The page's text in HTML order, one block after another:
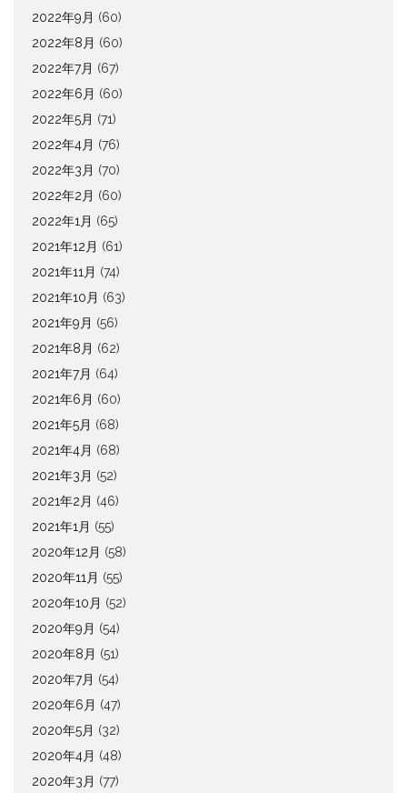
2022年9月 (60)
2022年8月 (60)
2022年7月 (67)
2022年6月 (60)
2022年5月 (71)
2022年4月 (76)
2022年3月 (70)
2022年2月 (60)
2022年1月 (65)
2021年12月 (61)
2021年11月 (74)
2021年10月 (63)
2021年9月 (56)
2021年8月 (62)
2021年7月 (64)
2021年6月 (60)
2021年5月 (68)
2021年4月 (68)
2021年3月 (52)
2021年2月 (46)
2021年1月 (55)
2020年12月 (58)
2020年11月 (55)
2020年10月 (52)
2020年9月 (54)
2020年8月 (51)
2020年7月 (54)
2020年6月 (47)
2020年5月 (32)
2020年4月 (48)
2020年3月 (77)